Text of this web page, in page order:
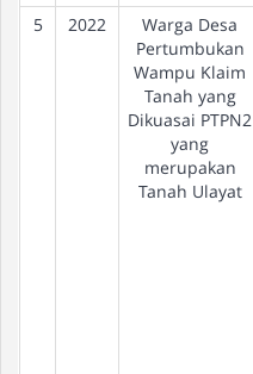
5 2022
Warga Desa
Pertumbukan
Wampu Klaim
Tanah yang
Dikuasai PTPN2
yang
merupakan
Tanah Ulayat